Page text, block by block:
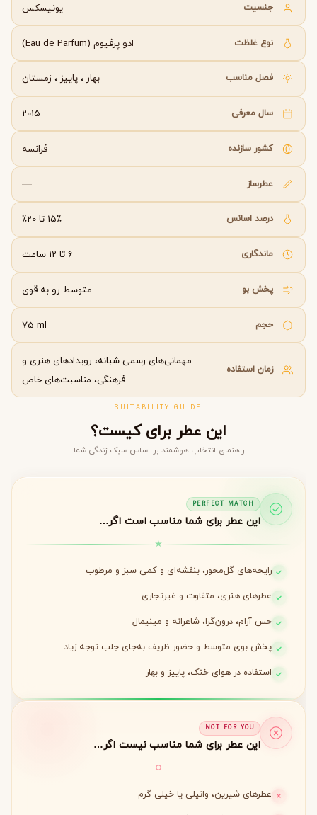
جنسیت یونیسکس
نوع غلظت ادو پرفیوم (Eau de Parfum)
فصل مناسب بهار ، پاییز ، زمستان
سال معرفی 2015
کشور سازنده فرانسه
عطرساز —
درصد اسانس 15٪ تا 20٪
ماندگاری 6 تا 12 ساعت
پخش بو متوسط رو به قوی
حجم 75 ml
زمان استفاده
مهمانی‌های رسمی شبانه، رویدادهای هنری و
فرهنگی، مناسبت‌های خاص
SUITABILITY GUIDE
این عطر برای کیست؟
راهنمای انتخاب هوشمند بر اساس سبک زندگی شما
PERFECT MATCH
این عطر برای شما مناسب است اگر…
رایحه‌های گل‌محور، بنفشه‌ای و کمی سبز و مرطوب
عطرهای هنری، متفاوت و غیرتجاری
حس آرام، درون‌گرا، شاعرانه و مینیمال
پخش بوی متوسط و حضور ظریف به‌جای جلب توجه زیاد
استفاده در هوای خنک، پاییز و بهار
NOT FOR YOU
این عطر برای شما مناسب نیست اگر…
عطرهای شیرین، وانیلی یا خیلی گرم